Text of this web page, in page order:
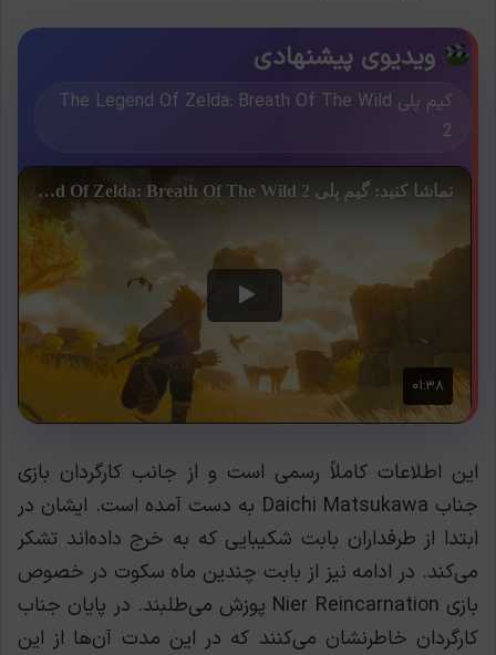
ویدیوی پیشنهادی
گیم پلی The Legend Of Zelda: Breath Of The Wild
2
این اطلاعات کاملاً رسمی است و از جانب کارگردان بازی
جناب Daichi Matsukawa به دست آمده است. ایشان در
ابتدا از طرفداران بابت شکیبایی که به خرج داده‌اند تشکر
می‌کند. در ادامه نیز از بابت چندین ماه سکوت در خصوص
بازی Nier Reincarnation پوزش می‌طلبند. در پایان جناب
کارگردان خاطرنشان می‌کنند که در این مدت آن‌ها از این